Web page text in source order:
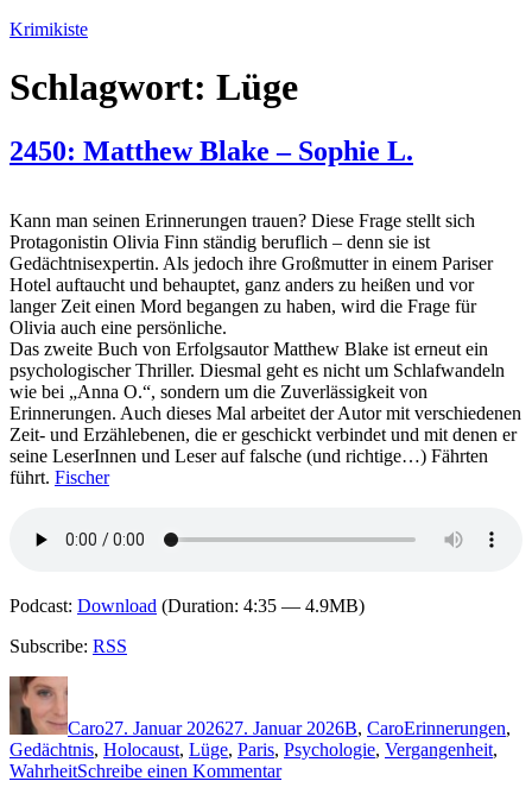
Zum
springen
Krimikiste
Schlagwort: Lüge
2450: Matthew Blake – Sophie L.
Kann man seinen Erinnerungen trauen? Diese Frage stellt sich
Protagonistin Olivia Finn ständig beruflich – denn sie ist
Gedächtnisexpertin. Als jedoch ihre Großmutter in einem Pariser
Hotel auftaucht und behauptet, ganz anders zu heißen und vor
langer Zeit einen Mord begangen zu haben, wird die Frage für
Olivia auch eine persönliche.
Das zweite Buch von Erfolgsautor Matthew Blake ist erneut ein
psychologischer Thriller. Diesmal geht es nicht um Schlafwandeln
wie bei „Anna O.“, sondern um die Zuverlässigkeit von
Erinnerungen. Auch dieses Mal arbeitet der Autor mit verschiedenen
Zeit- und Erzählebenen, die er geschickt verbindet und mit denen er
seine LeserInnen und Leser auf falsche (und richtige…) Fährten
führt. Fischer
Podcast: Download (Duration: 4:35 — 4.9MB)
Subscribe: RSS
Autor
Caro27. Januar 202627. Januar 2026B, CaroErinnerungen,
Gedächtnis, Holocaust, Lüge, Paris, Psychologie, Vergangenheit,
WahrheitSchreibe einen Kommentarzu